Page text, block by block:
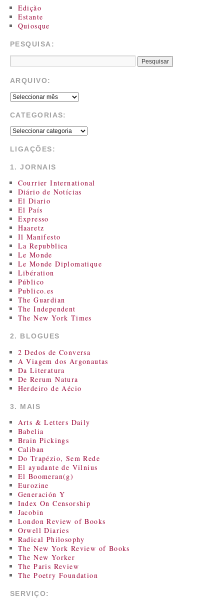
Edição
Estante
Quiosque
PESQUISA:
ARQUIVO:
CATEGORIAS:
LIGAÇÕES:
1. JORNAIS
Courrier International
Diário de Notícias
El Diario
El País
Expresso
Haaretz
Il Manifesto
La Repubblica
Le Monde
Le Monde Diplomatique
Libération
Público
Publico.es
The Guardian
The Independent
The New York Times
2. BLOGUES
2 Dedos de Conversa
A Viagem dos Argonautas
Da Literatura
De Rerum Natura
Herdeiro de Aécio
3. MAIS
Arts & Letters Daily
Babelia
Brain Pickings
Caliban
Do Trapézio, Sem Rede
El ayudante de Vilnius
El Boomeran(g)
Eurozine
Generación Y
Index On Censorship
Jacobin
London Review of Books
Orwell Diaries
Radical Philosophy
The New York Review of Books
The New Yorker
The Paris Review
The Poetry Foundation
SERVIÇO: